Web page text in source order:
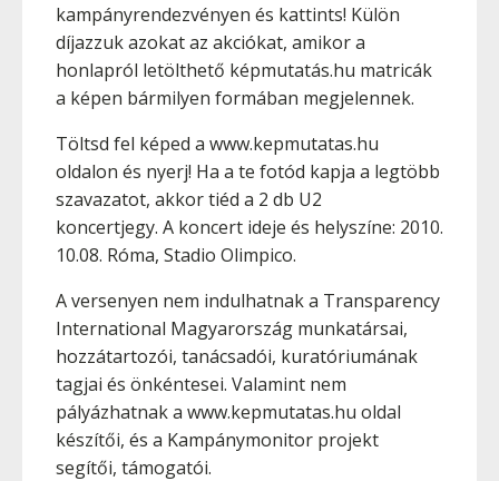
kampányrendezvényen és kattints! Külön
díjazzuk azokat az akciókat, amikor a
honlapról letölthető képmutatás.hu matricák
a képen bármilyen formában megjelennek.
Töltsd fel képed a www.kepmutatas.hu
oldalon és nyerj! Ha a te fotód kapja a legtöbb
szavazatot, akkor tiéd a 2 db U2
koncertjegy. A koncert ideje és helyszíne: 2010.
10.08. Róma, Stadio Olimpico.
A versenyen nem indulhatnak a Transparency
International Magyarország munkatársai,
hozzátartozói, tanácsadói, kuratóriumának
tagjai és önkéntesei. Valamint nem
pályázhatnak a www.kepmutatas.hu oldal
készítői, és a Kampánymonitor projekt
segítői, támogatói.